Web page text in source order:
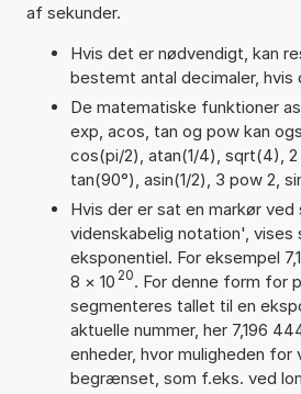
af sekunder.
Hvis det er nødvendigt, kan
bestemt antal decimaler, hvis
De matematiske funktioner
exp, acos, tan og pow kan
cos(pi/2), atan(1/4), sqrt(4), 2
tan(90°), asin(1/2), 3 pow 2,
Hvis der er sat en markør ved
videnskabelig notation', vises
eksponentiel. For eksempel
8 × 10 20. For denne form for
segmenteres tallet til en
aktuelle nummer, her 7,196
enheder, hvor muligheden for
begrænset, som f.eks. ved